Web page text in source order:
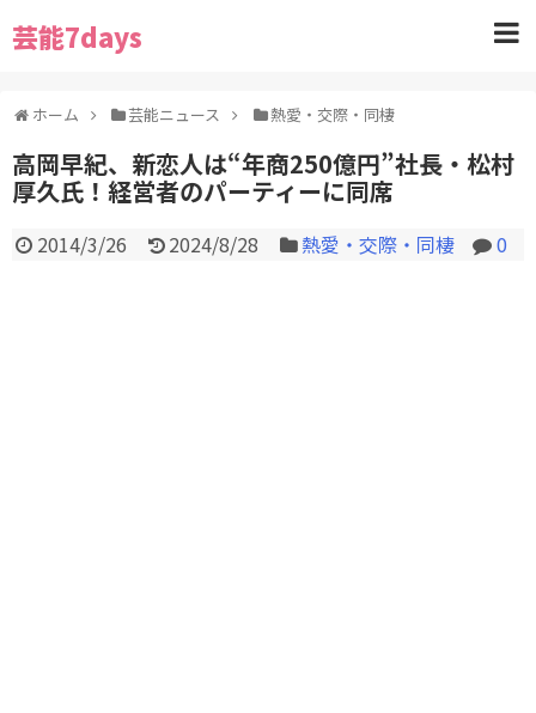
芸能7days
ホーム 芸能ニュース 熱愛・交際・同棲
高岡早紀、新恋人は“年商250億円”社長・松村
厚久氏！経営者のパーティーに同席
2014/3/26 2024/8/28 熱愛・交際・同棲 0